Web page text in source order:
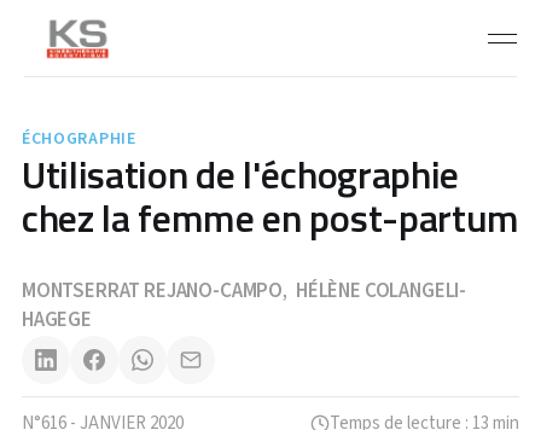
ÉCHOGRAPHIE
Utilisation de l'échographie
chez la femme en post-partum
MONTSERRAT REJANO-CAMPO, HÉLÈNE COLANGELI-
HAGEGE
N°616 - JANVIER 2020 Temps de lecture : 13 min